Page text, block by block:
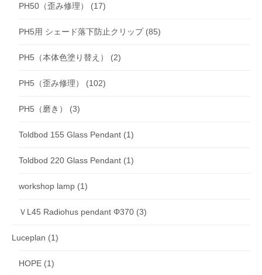
PH50（歪み修理） (17)
PH5用 シェード落下防止クリップ(85)
PH5（本体色塗り替え） (2)
PH5（歪み修理） (102)
PH5（磨き） (3)
Toldbod 155 Glass Pendant (1)
Toldbod 220 Glass Pendant (1)
workshop lamp (1)
ＶL45 Radiohus pendant Φ370 (3)
Luceplan (1)
HOPE (1)